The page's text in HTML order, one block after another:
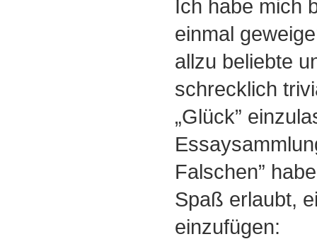
Ich habe mich
einmal
allzu beliebte
schrecklich
„Glück”
Falschen”
Spaß erlaubt,
einzufügen: